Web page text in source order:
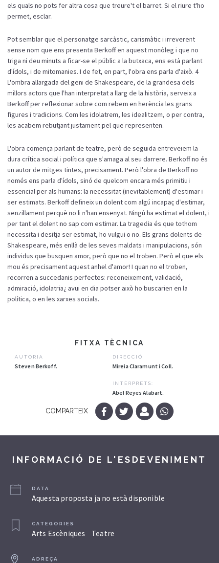
els quals no pots fer altra cosa que treure't el barret. Si el riure t'ho
permet, esclar.
Pot semblar que el personatge sarcàstic, carismàtic i irreverent
sense nom que ens presenta Berkoff en aquest monòleg i que no
triga ni deu minuts a ficar-se el públic a la butxaca, ens està parlant
d'ídols, i de mitomanies. I de fet, en part, l'obra ens parla d'això. 4
L'ombra allargada del geni de Shakespeare, de la grandesa dels
millors actors que l'han interpretat a llarg de la història, serveix a
Berkoff per reflexionar sobre com rebem en herència les grans
figures i tradicions. Com les idolatrem, les idealitzem, o per contra,
les acabem rebutjant justament pel que representen.
L'obra comença parlant de teatre, però de seguida entreveiem la
dura crítica social i política que s'amaga al seu darrere. Berkoff no és
un autor de mitges tintes, precisament. Però l'obra de Berkoff no
només ens parla d'ídols, sinó de quelcom encara més primitiu i
essencial per als humans: la necessitat (inevitablement) d'estimar i
ser estimats. Berkoff defineix un dolent com algú incapaç d'estimar,
senzillament perquè no li n'han ensenyat. Ningú ha estimat el dolent, i
per tant el dolent no sap com estimar. La tragedia és que tothom
necessita i desitja ser estimat, ho vulgui o no. Els grans dolents de
Shakespeare, més enllà de les seves maldats i manipulacions, són
individus que busquen amor, però que no el troben. Però el que els
mou és precisament aquest anhel d'amor! I quan no el troben,
recorren a succedanis perfectes: reconeixement, validació,
admiració, idolatria¿ avui en dia potser això ho buscarien en la
política, o en les xarxes socials.
FITXA TÈCNICA
AUTORIA
Steven Berkoff.
DIRECCIÓ
Mireia Claramunt i Coll.
INTÈRPRETS:
Abel Reyes Alabart.
COMPARTEIX
INFORMACIÓ DE L'ESDEVENIMENT
DATA
Aquesta proposta ja no està disponible
CATEGORIES
Arts Escèniques Teatre
ADREÇA